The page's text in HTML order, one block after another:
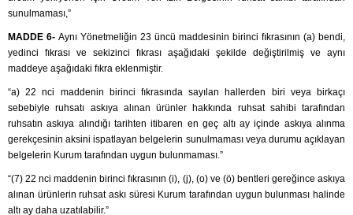
sunulmaması,”
MADDE 6- Aynı Yönetmeliğin 23 üncü maddesinin birinci fıkrasının (a) bendi,
yedinci fıkrası ve sekizinci fıkrası aşağıdaki şekilde değiştirilmiş ve aynı
maddeye aşağıdaki fıkra eklenmiştir.
“a) 22 nci maddenin birinci fıkrasında sayılan hallerden biri veya birkaçı
sebebiyle ruhsatı askıya alınan ürünler hakkında ruhsat sahibi tarafından
ruhsatın askıya alındığı tarihten itibaren en geç altı ay içinde askıya alınma
gerekçesinin aksini ispatlayan belgelerin sunulmaması veya durumu açıklayan
belgelerin Kurum tarafından uygun bulunmaması.”
“(7) 22 nci maddenin birinci fıkrasının (i), (j), (o) ve (ö) bentleri gereğince askıya
alınan ürünlerin ruhsat askı süresi Kurum tarafından uygun bulunması halinde
altı ay daha uzatılabilir.”